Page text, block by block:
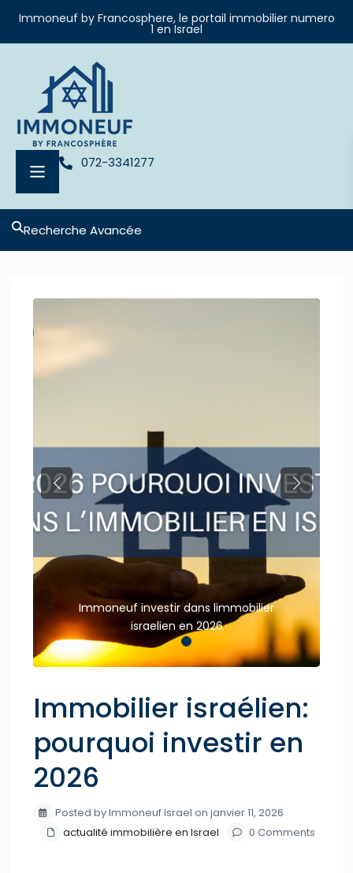
Immoneuf by Francosphere, le portail immobilier numero
1 en Israel
072-3341277
Recherche Avancée
Immoneuf investir dans limmobilier
israelien en 2026
Previous Next
Immobilier israélien:
pourquoi investir en
2026
Posted by Immoneuf Israel on janvier 11, 2026
actualité immobilière en Israel
0 Comments